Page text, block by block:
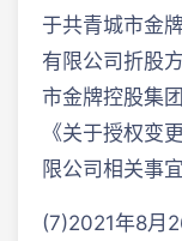
于共青城市金
有限公司折股
市金牌控股集
《关于授权变
限公司相关事
(7)2021年8月